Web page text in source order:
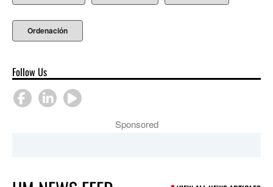
Ordenación
Follow Us
Sponsored